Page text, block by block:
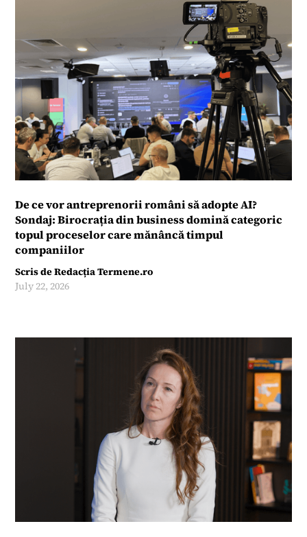
De ce vor antreprenorii români să adopte AI?
Sondaj: Birocrația din business domină categoric
topul proceselor care mănâncă timpul
companiilor
Scris deRedacția Termene.ro
July 22, 2026